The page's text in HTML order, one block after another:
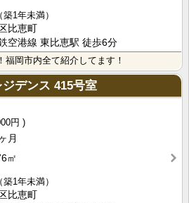
（築1年未満）
比恵町
空港線 東比恵駅 徒歩6分
岡市内全て紹介してます！
デンス 415号室
円
月
㎡
（築1年未満）
比恵町